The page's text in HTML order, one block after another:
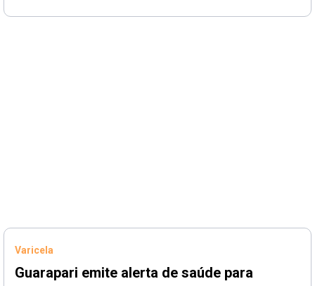
Varicela
Guarapari emite alerta de saúde para